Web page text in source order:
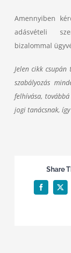
Amennyiben
adásvételi
bizalommal
Jelen cikk
szabályozás
felhívása,
jogi tanácsnak,
Share
Facebook